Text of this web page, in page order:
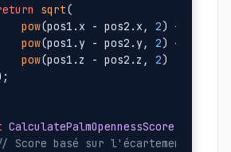
sqrt(
pow(pos1.x - pos2.x, 2) +
pow(pos1.y - pos2.y, 2) +
pow(pos1.z - pos2.z, 2)
CalculatePalmOpennessScore
Score basé sur l'écartement des